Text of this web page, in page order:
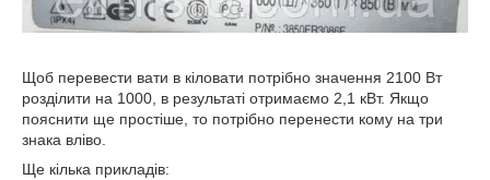
Щоб перевести вати в кіловати потрібно значення 2100 Вт
розділити на 1000, в результаті отримаємо 2,1 кВт. Якщо
пояснити ще простіше, то потрібно перенести кому на три
знака вліво.
Ще кілька прикладів: